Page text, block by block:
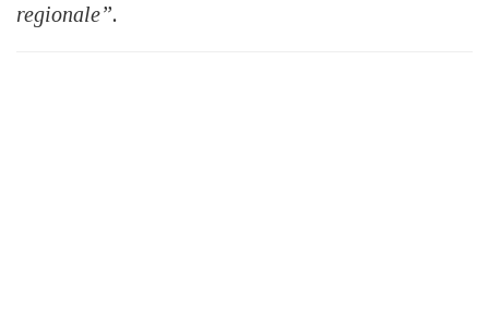
regionale”.